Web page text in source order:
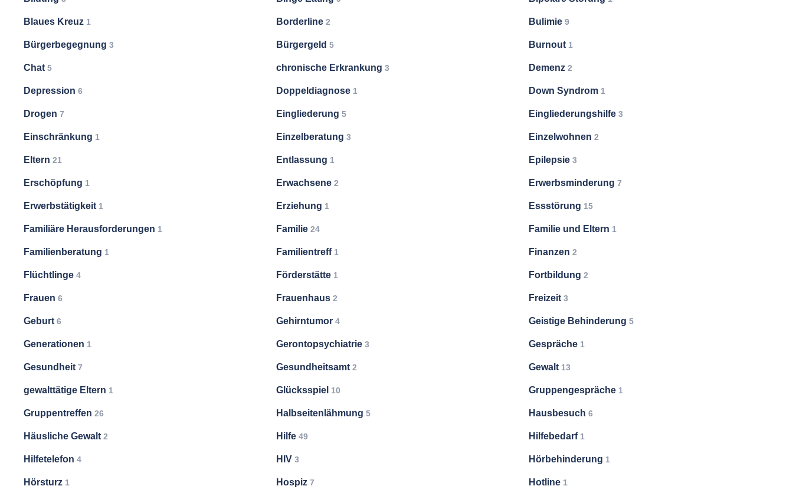
Blaues Kreuz 1 Borderline 2 Bulimie 9
Bürgerbegegnung 3 Bürgergeld 5 Burnout 1
Chat 5 chronische Erkrankung 3 Demenz 2
Depression 6 Doppeldiagnose 1 Down Syndrom 1
Drogen 7 Eingliederung 5 Eingliederungshilfe 3
Einschränkung 1 Einzelberatung 3 Einzelwohnen 2
Eltern 21 Entlassung 1 Epilepsie 3
Erschöpfung 1 Erwachsene 2 Erwerbsminderung 7
Erwerbstätigkeit 1 Erziehung 1 Essstörung 15
Familiäre Herausforderungen 1 Familie 24 Familie und Eltern 1
Familienberatung 1 Familientreff 1 Finanzen 2
Flüchtlinge 4 Förderstätte 1 Fortbildung 2
Frauen 6 Frauenhaus 2 Freizeit 3
Geburt 6 Gehirntumor 4 Geistige Behinderung 5
Generationen 1 Gerontopsychiatrie 3 Gespräche 1
Gesundheit 7 Gesundheitsamt 2 Gewalt 13
gewalttätige Eltern 1 Glücksspiel 10 Gruppengespräche 1
Gruppentreffen 26 Halbseitenlähmung 5 Hausbesuch 6
Häusliche Gewalt 2 Hilfe 49 Hilfebedarf 1
Hilfetelefon 4 HIV 3 Hörbehinderung 1
Hörsturz 1 Hospiz 7 Hotline 1